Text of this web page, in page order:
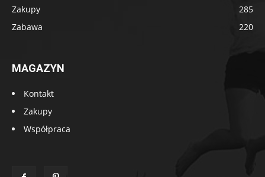
Zakupy
285
Zabawa
220
MAGAZYN
Kontakt
Zakupy
Współpraca